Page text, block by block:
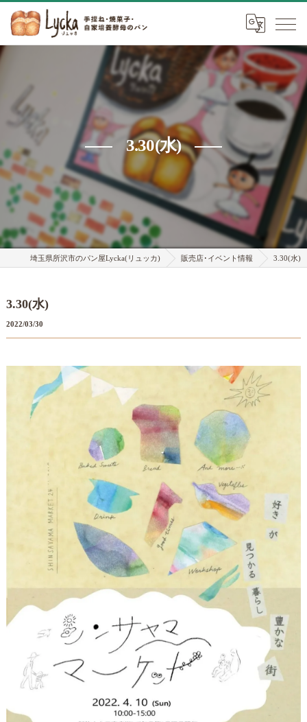
3.30(水)
埼玉県所沢市のパン屋Lycka(リュッカ) 販売店･イベント情報 3.30(水)
3.30(水)
2022/03/30